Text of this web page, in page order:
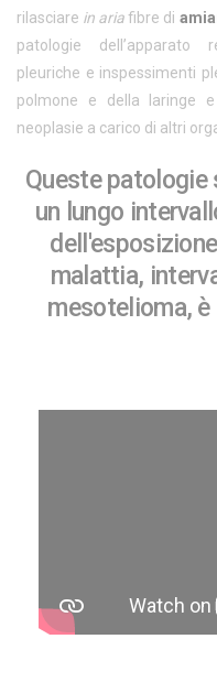
rilasciare in ariafibre di
patologie dell’apparato
pleuriche e inspessimenti
polmone e della laringe
neoplasie a carico di altri
Queste
un lungo
malattia,
mesotelioma, è